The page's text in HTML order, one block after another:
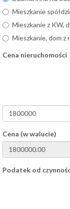
Mieszkanie
Mieszkanie z KW,
Mieszkanie, dom
Cena nieruchomości
Cena (w walucie)
Podatek od